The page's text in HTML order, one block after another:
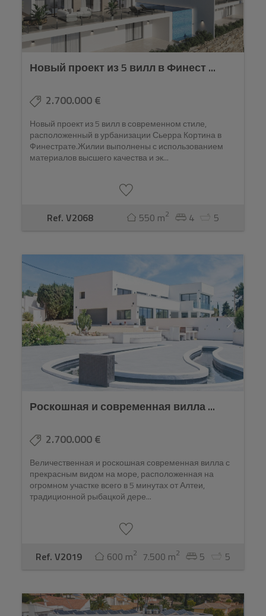
Новый проект из 5 вилл в Финест ...
2.700.000 €
Новый проект из 5 вилл в современном стиле,
расположенный в урбанизации Сьерра Кортина в
Финестрате.Жилии выполнены с использованием
материалов высшего качества и эк...
Ref. V2068 550 m2 4 5
Роскошная и современная вилла ...
2.700.000 €
Величественная и роскошная современная вилла с
прекрасным видом на море, расположенная на
огромном участке всего в 5 минутах от Алтеи,
традиционной рыбацкой дере...
Ref. V2019 600 m2 7.500 m2 5 5